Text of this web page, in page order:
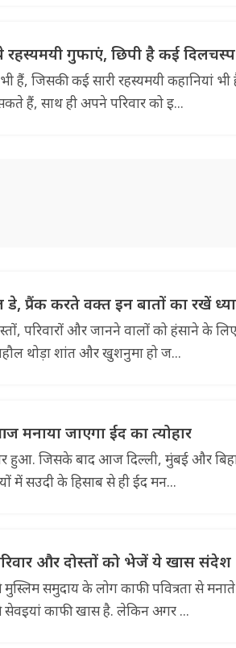
रहस्यमयी गुफाएं, छिपी है कई
जिसकी कई सारी रहस्यमयी कहानियां भी
हैं, साथ ही अपने परिवार को इ...
प्रैंक करते वक्त इन बातों का रखें
परिवारों और जानने वालों को हंसाने के
थोड़ा शांत और खुशनुमा हो ज...
मनाया जाएगा ईद का त्योहार
हुआ. जिसके बाद आज दिल्ली, मुंबई और
में सउदी के हिसाब से ही ईद मन...
और दोस्तों को भेजें ये खास संदेश
समुदाय के लोग काफी पवित्रता से
काफी खास है. लेकिन अगर ...